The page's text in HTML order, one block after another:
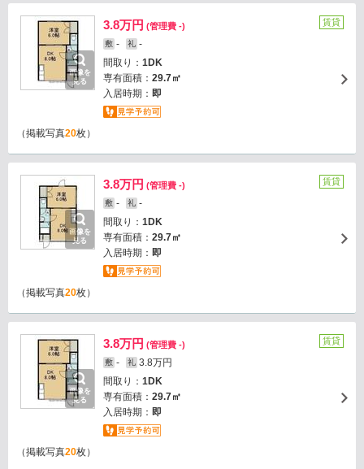
画像を
見る
3.8万円 (管理費 -)
敷 - 礼 -
間取り： 1DK
専有面積： 29.7㎡
入居時期： 即
賃貸
（掲載写真20枚）
画像を
見る
3.8万円 (管理費 -)
敷 - 礼 -
間取り： 1DK
専有面積： 29.7㎡
入居時期： 即
賃貸
（掲載写真20枚）
画像を
見る
3.8万円 (管理費 -)
敷 - 礼 3.8万円
間取り： 1DK
専有面積： 29.7㎡
入居時期： 即
賃貸
（掲載写真20枚）